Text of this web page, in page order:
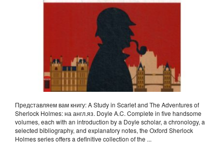
Представляем вам книгу: A Study in Scarlet and The Adventures of
Sherlock Holmes: на англ.яз. Doyle A.C. Complete in five handsome
volumes, each with an introduction by a Doyle scholar, a chronology, a
selected bibliography, and explanatory notes, the Oxford Sherlock
Holmes series offers a definitive collection of the ...